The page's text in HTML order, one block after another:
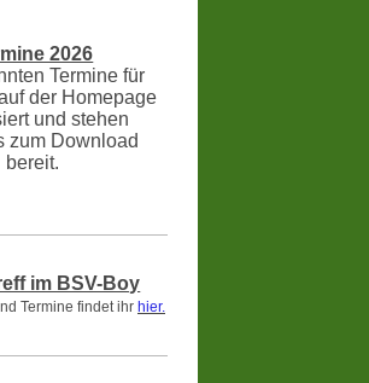
2026
Termine für
der Homepage
und stehen
zum Download
bereit.
im BSV-Boy
Termine findet ihr hier.